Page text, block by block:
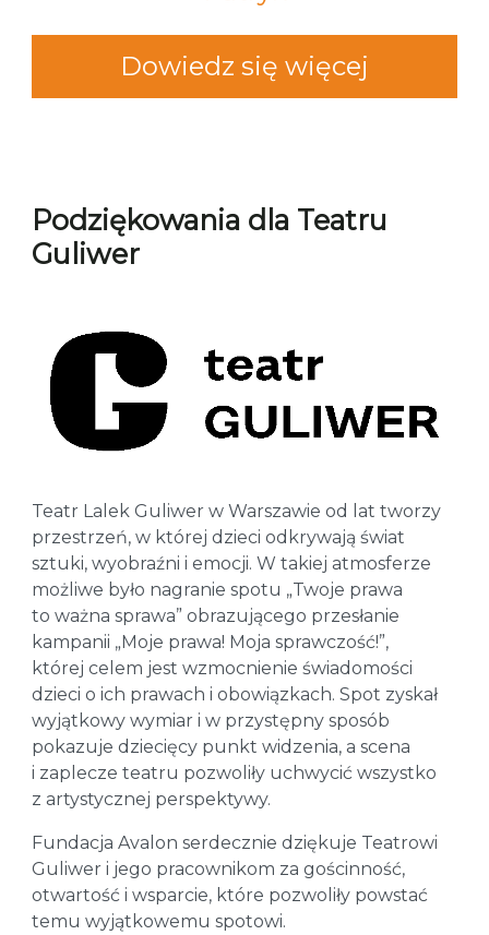
Dowiedz się więcej
Podziękowania dla Teatru
Guliwer
Teatr Lalek Guliwer w Warszawie od lat tworzy
przestrzeń, w której dzieci odkrywają świat
sztuki, wyobraźni i emocji. W takiej atmosferze
możliwe było nagranie spotu „Twoje prawa
to ważna sprawa” obrazującego przesłanie
kampanii „Moje prawa! Moja sprawczość!”,
której celem jest wzmocnienie świadomości
dzieci o ich prawach i obowiązkach. Spot zyskał
wyjątkowy wymiar i w przystępny sposób
pokazuje dziecięcy punkt widzenia, a scena
i zaplecze teatru pozwoliły uchwycić wszystko
z artystycznej perspektywy.
Fundacja Avalon serdecznie dziękuje Teatrowi
Guliwer i jego pracownikom za gościnność,
otwartość i wsparcie, które pozwoliły powstać
temu wyjątkowemu spotowi.